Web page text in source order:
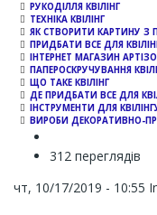
РУКОДІЛЛЯ КВІЛІНГ
ТЕХНІКА КВІЛІНГ
ЯК СТВОРИТИ КАРТИНУ З
ПРИДБАТИ ВСЕ ДЛЯ
ІНТЕРНЕТ МАГАЗИН АРТІЗО
ПАПЕРОСКРУЧУВАННЯ
ЩО ТАКЕ КВІЛІНГ
ДЕ ПРИДБАТИ ВСЕ ДЛЯ
ІНСТРУМЕНТИ ДЛЯ
ВИРОБИ ДЕКОРАТИВНО-
312 переглядів
чт, 10/17/2019 - 10:55